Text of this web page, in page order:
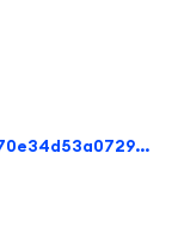
6b58c2b8dd5ce9bf6c98d6e061e65ae670e34d53a07290e29e2a28adb162aaff